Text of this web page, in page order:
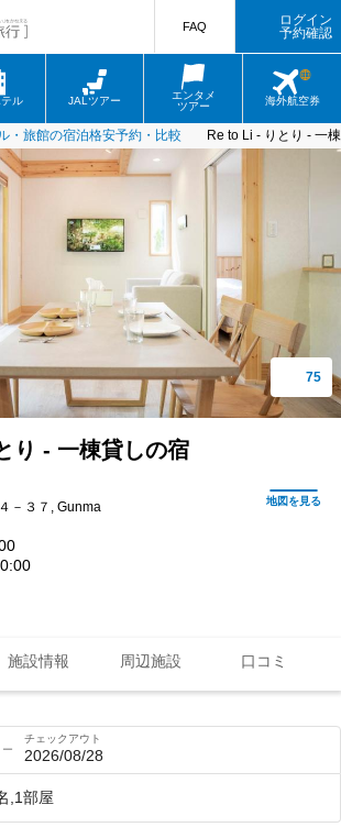
ル JALツアー
エンタメ
ツアー
海外航空券
FAQ
ログイン
予約確認
・旅館の宿泊格安予約・比較 Re to Li - りとり - 一
施設情報 周辺施設 口コミ
り - 一棟貸しの宿
－３７, Gunma
チェックアウト
2026/08/28
,1部屋